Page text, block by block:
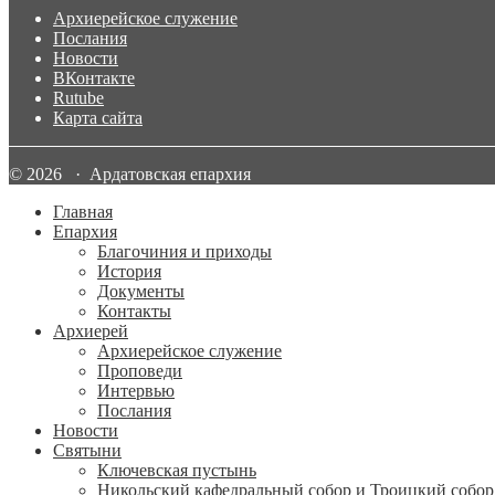
Архиерейское служение
Послания
Новости
ВКонтакте
Rutube
Карта сайта
© 2026 · Ардатовская епархия
Главная
Епархия
Благочиния и приходы
История
Документы
Контакты
Архиерей
Архиерейское служение
Проповеди
Интервью
Послания
Новости
Святыни
Ключевская пустынь
Никольский кафедральный собор и Троицкий собор